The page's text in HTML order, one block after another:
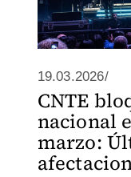
19.03.2026/
CNTE
nacional
marzo: